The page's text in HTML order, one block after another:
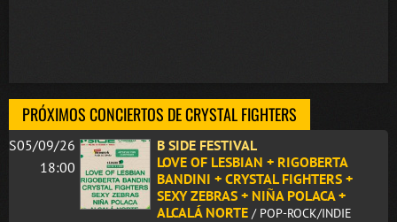
PRÓXIMOS CONCIERTOS DE CRYSTAL FIGHTERS
S05/09/26
18:00
B SIDE FESTIVAL
LOVE OF LESBIAN + RIGOBERTA
BANDINI + CRYSTAL FIGHTERS +
SEXY ZEBRAS + NIÑA POLACA +
ALCALÁ NORTE / POP-ROCK/INDIE